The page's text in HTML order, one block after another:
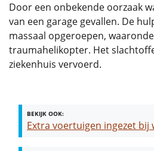
Door een onbekende oorzaak
van een garage gevallen. De
massaal opgeroepen,
traumahelikopter. Het
ziekenhuis vervoerd.
BEKIJK OOK:
Extra voertuigen ingezet bij